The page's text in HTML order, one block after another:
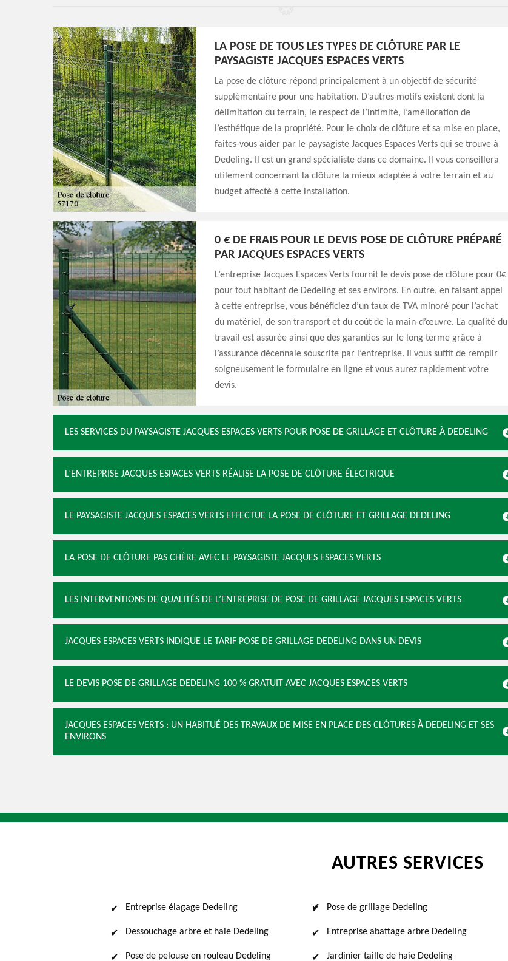
LA POSE DE TOUS LES TYPES DE CLÔTURE PAR LE
PAYSAGISTE JACQUES ESPACES VERTS
La pose de clôture répond principalement à un objectif de sécurité
supplémentaire pour une habitation. D’autres motifs existent dont la
délimitation du terrain, le respect de l’intimité, l’amélioration de
l’esthétique de la propriété. Pour le choix de clôture et sa mise en place,
faites-vous aider par le paysagiste Jacques Espaces Verts qui se trouve à
Dedeling. Il est un grand spécialiste dans ce domaine. Il vous conseillera
utilement concernant la clôture la mieux adaptée à votre terrain et au
budget affecté à cette installation.
0 € DE FRAIS POUR LE DEVIS POSE DE CLÔTURE PRÉPARÉ
PAR JACQUES ESPACES VERTS
L’entreprise Jacques Espaces Verts fournit le devis pose de clôture pour 0€
pour tout habitant de Dedeling et ses environs. En outre, en faisant appel
à cette entreprise, vous bénéficiez d’un taux de TVA minoré pour l’achat
du matériel, de son transport et du coût de la main-d’œuvre. La qualité du
travail est assurée ainsi que des garanties sur le long terme grâce à
l’assurance décennale souscrite par l’entreprise. Il vous suffit de remplir
soigneusement le formulaire en ligne et vous aurez rapidement votre
devis.
LES SERVICES DU PAYSAGISTE JACQUES ESPACES VERTS POUR POSE DE GRILLAGE ET CLÔTURE À DEDELING
L’ENTREPRISE JACQUES ESPACES VERTS RÉALISE LA POSE DE CLÔTURE ÉLECTRIQUE
LE PAYSAGISTE JACQUES ESPACES VERTS EFFECTUE LA POSE DE CLÔTURE ET GRILLAGE DEDELING
LA POSE DE CLÔTURE PAS CHÈRE AVEC LE PAYSAGISTE JACQUES ESPACES VERTS
LES INTERVENTIONS DE QUALITÉS DE L’ENTREPRISE DE POSE DE GRILLAGE JACQUES ESPACES VERTS
JACQUES ESPACES VERTS INDIQUE LE TARIF POSE DE GRILLAGE DEDELING DANS UN DEVIS
LE DEVIS POSE DE GRILLAGE DEDELING 100 % GRATUIT AVEC JACQUES ESPACES VERTS
JACQUES ESPACES VERTS : UN HABITUÉ DES TRAVAUX DE MISE EN PLACE DES CLÔTURES À DEDELING ET SES
ENVIRONS
AUTRES SERVICES
Entreprise élagage Dedeling
Dessouchage arbre et haie Dedeling
Pose de pelouse en rouleau Dedeling
Pose de grillage Dedeling
Entreprise abattage arbre Dedeling
Jardinier taille de haie Dedeling